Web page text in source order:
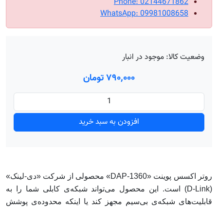
WhatsApp: 09981008658
وضعیت کالا: موجود در انبار
۷۹۰٬۰۰۰ تومان
افزودن به سبد خرید
روتر اکسس پوینت «DAP-1360» محصولی از شرکت «دی-لینک»
(D-Link) است. این محصول می‌تواند شبکه‌ی کابلی شما را به
قابلیت‌های شبکه‌ی بی‌سیم مجهز کند یا اینکه محدوده‌ی پوشش